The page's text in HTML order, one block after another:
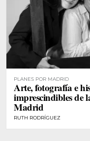
PLANES POR MADRID
Arte, fotografía e
imprescindibles de
Madrid
RUTH RODRÍGUEZ